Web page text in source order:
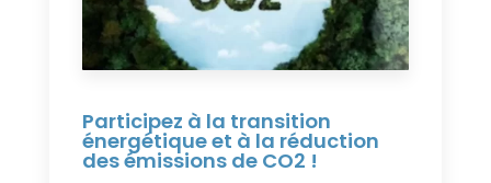
Participez à la transition
énergétique et à la réduction
des émissions de CO2 !